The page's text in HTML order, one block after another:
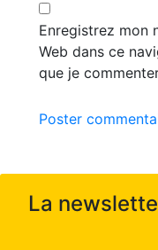
Enregistrez mon
Web dans ce
que je
Poster
La